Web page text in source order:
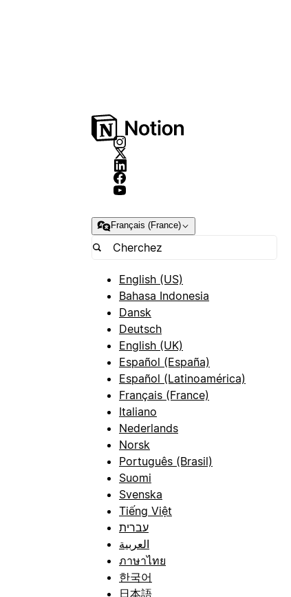
Français (France)
English (US)
Bahasa Indonesia
Dansk
Deutsch
English (UK)
Español (España)
Español (Latinoamérica)
Français (France)
Italiano
Nederlands
Norsk
Português (Brasil)
Suomi
Svenska
Tiếng Việt
עברית
العربية
ภาษาไทย
한국어
日本語